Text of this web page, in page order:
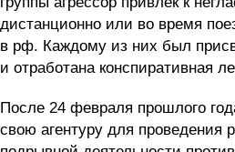
дистанционно или во время
в рф. Каждому из них был
и отработана конспиративная
После 24 февраля прошлого
свою агентуру для проведения